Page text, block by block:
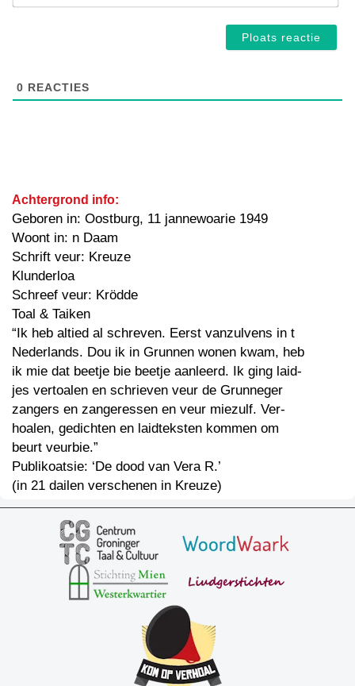
0 REACTIES
Achtergrond info:
Geboren in: Oostburg, 11 jannewoarie 1949
Woont in: n Daam
Schrift veur: Kreuze
Klunderloa
Schreef veur: Krödde
Toal & Taiken
“Ik heb altied al schreven. Eerst vanzulvens in t
Nederlands. Dou ik in Grunnen wonen kwam, heb
ik mie dat beetje bie beetje aanleerd. Ik ging laid-
jes vertoalen en schrieven veur de Grunneger
zangers en zangeressen en veur miezulf. Ver-
hoalen, gedichten en laidteksten kommen om
beurt veurbie.”
Publikoatsie: ‘De dood van Vera R.’
(in 21 dailen verschenen in Kreuze)